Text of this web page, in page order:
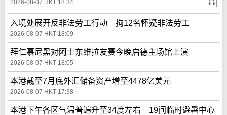
2026-08-07 HKT 18:34
入境处展开反非法劳工行动 拘12名怀疑非法劳工
2026-08-07 HKT 18:09
拜仁慕尼黑对阿士东维拉友赛今晚启德主场馆上演
2026-08-07 HKT 18:05
本港截至7月底外汇储备资产增至4478亿美元
2026-08-07 HKT 17:38
本港下午各区气温普遍升至34度左右 19间临时避暑中心